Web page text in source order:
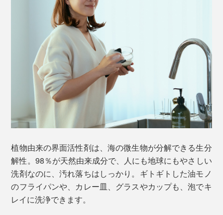
植物由来の界面活性剤は、海の微生物が分解できる生分
解性。98％が天然由来成分で、人にも地球にもやさしい
洗剤なのに、汚れ落ちはしっかり。ギトギトした油モノ
のフライパンや、カレー皿、グラスやカップも、泡でキ
レイに洗浄できます。